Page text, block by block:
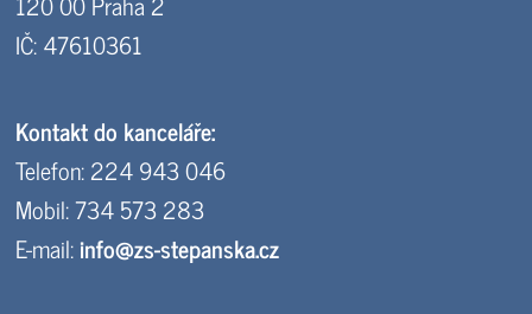
IČ: 47610361
Kontakt do kanceláře:
Telefon: 224 943 046
Mobil: 734 573 283
E-mail:info@zs-stepanska.cz